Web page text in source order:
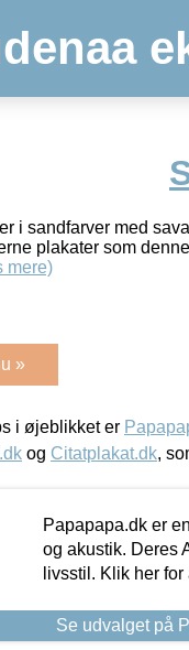
i sandfarver med
plakater som
mere)
»
i øjeblikket er
og Citatplakat.dk,
Papapapa.dk er
og akustik. Deres
livsstil. Klik her
Se udvalget på